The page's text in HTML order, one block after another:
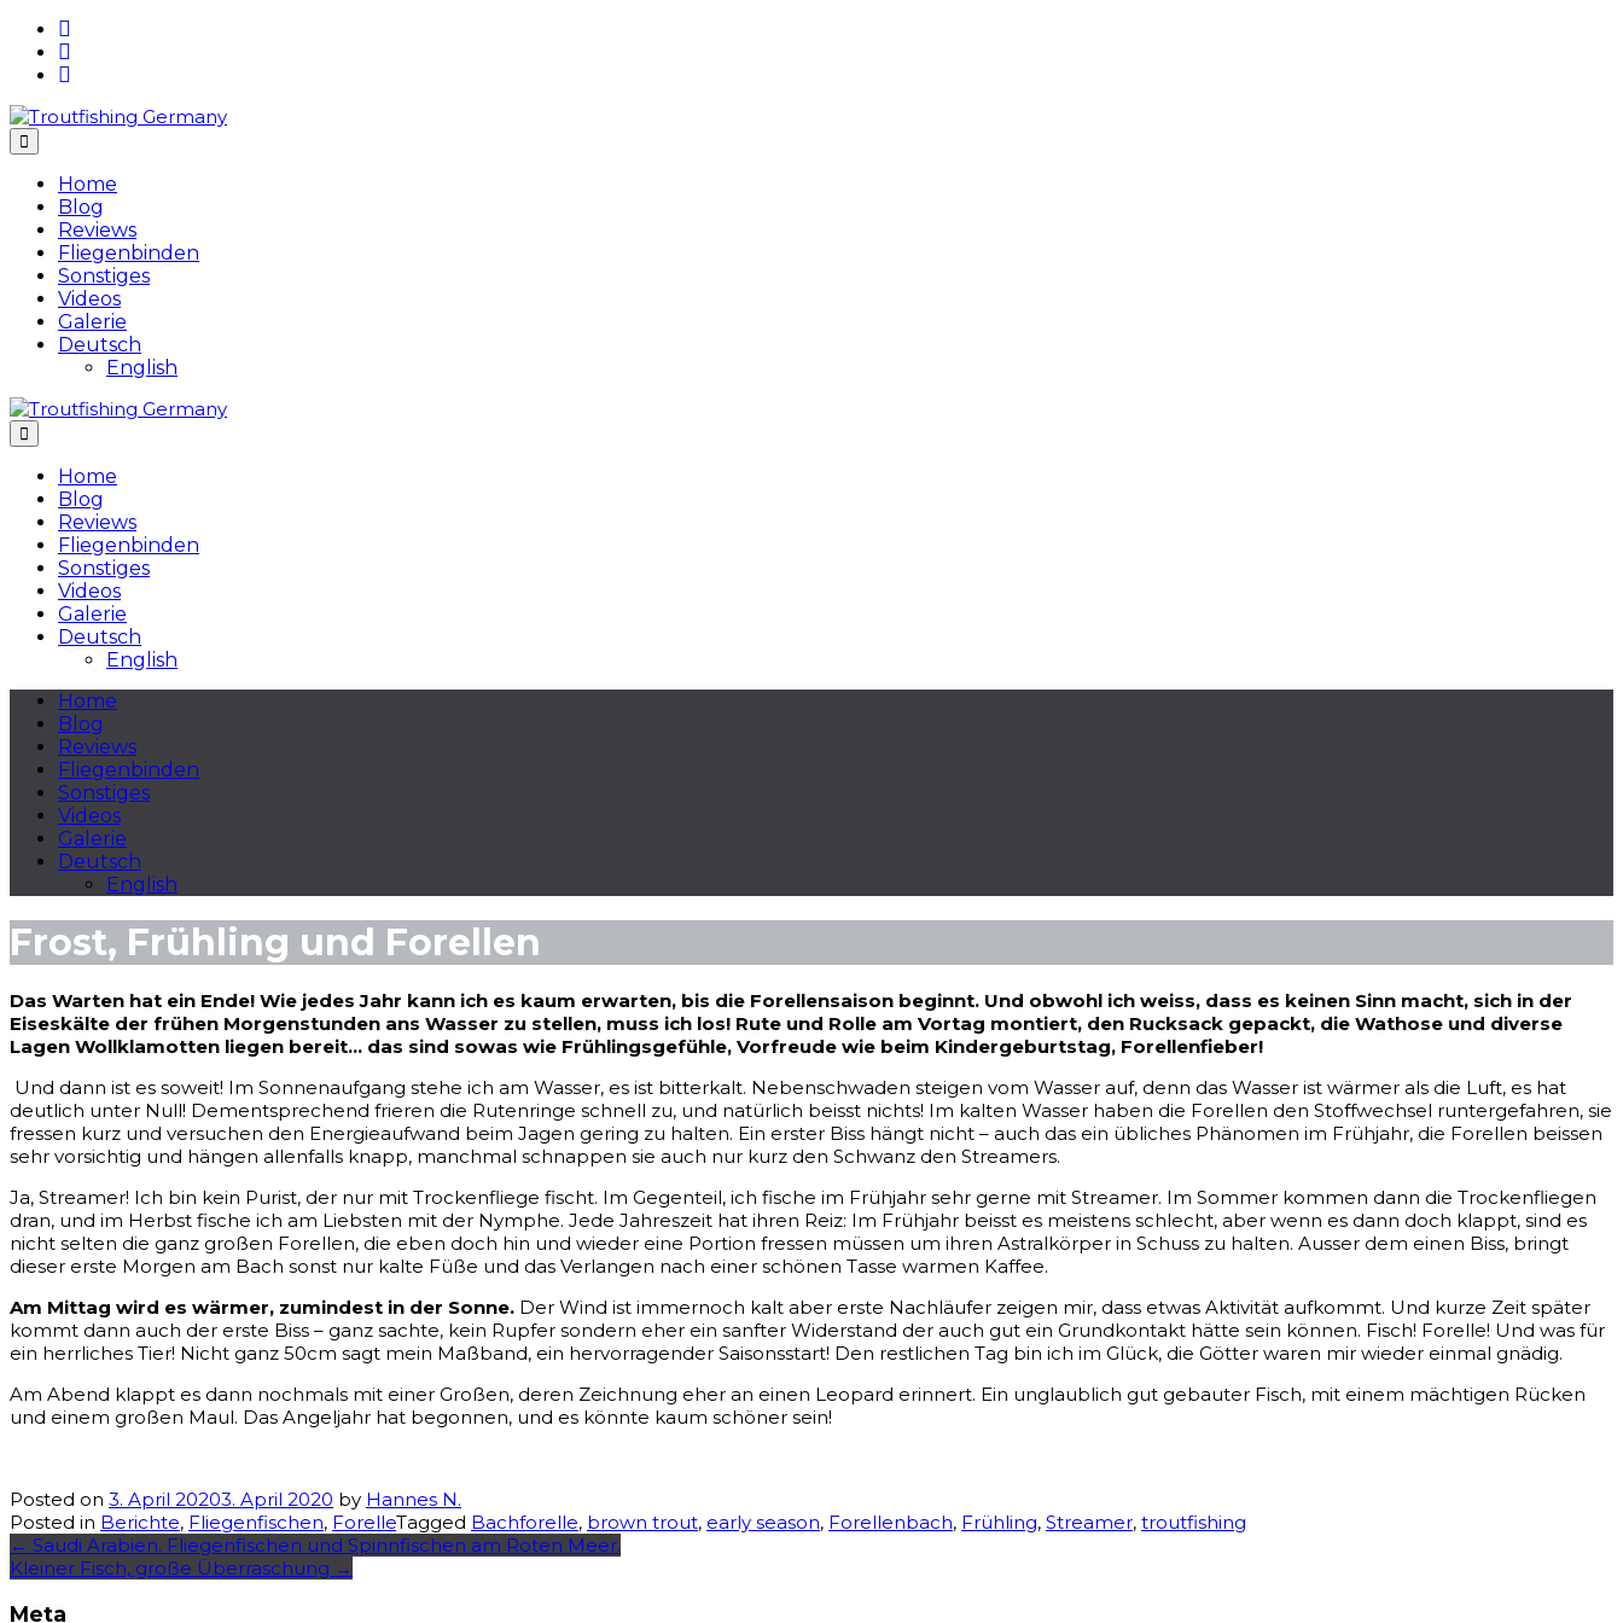
Skip
content
Home
Blog
Reviews
Fliegenbinden
Sonstiges
Videos
Galerie
Deutsch
English
Home
Blog
Reviews
Fliegenbinden
Sonstiges
Videos
Galerie
Deutsch
English
Home
Blog
Reviews
Fliegenbinden
Sonstiges
Videos
Galerie
Deutsch
English
Frost, Frühling und Forellen
Das Warten hat ein Ende! Wie jedes Jahr kann ich es kaum erwarten, bis die Forellensaison beginnt. Und obwohl ich weiss, dass es keinen Sinn macht, sich in der
Eiseskälte der frühen Morgenstunden ans Wasser zu stellen, muss ich los! Rute und Rolle am Vortag montiert, den Rucksack gepackt, die Wathose und diverse
Lagen Wollklamotten liegen bereit… das sind sowas wie Frühlingsgefühle, Vorfreude wie beim Kindergeburtstag, Forellenfieber!
Und dann ist es soweit! Im Sonnenaufgang stehe ich am Wasser, es ist bitterkalt. Nebenschwaden steigen vom Wasser auf, denn das Wasser ist wärmer als die Luft, es hat
deutlich unter Null! Dementsprechend frieren die Rutenringe schnell zu, und natürlich beisst nichts! Im kalten Wasser haben die Forellen den Stoffwechsel runtergefahren, sie
fressen kurz und versuchen den Energieaufwand beim Jagen gering zu halten. Ein erster Biss hängt nicht – auch das ein übliches Phänomen im Frühjahr, die Forellen beissen
sehr vorsichtig und hängen allenfalls knapp, manchmal schnappen sie auch nur kurz den Schwanz den Streamers.
Ja, Streamer! Ich bin kein Purist, der nur mit Trockenfliege fischt. Im Gegenteil, ich fische im Frühjahr sehr gerne mit Streamer. Im Sommer kommen dann die Trockenfliegen
dran, und im Herbst fische ich am Liebsten mit der Nymphe. Jede Jahreszeit hat ihren Reiz: Im Frühjahr beisst es meistens schlecht, aber wenn es dann doch klappt, sind es
nicht selten die ganz großen Forellen, die eben doch hin und wieder eine Portion fressen müssen um ihren Astralkörper in Schuss zu halten. Ausser dem einen Biss, bringt
dieser erste Morgen am Bach sonst nur kalte Füße und das Verlangen nach einer schönen Tasse warmen Kaffee.
Am Mittag wird es wärmer, zumindest in der Sonne. Der Wind ist immernoch kalt aber erste Nachläufer zeigen mir, dass etwas Aktivität aufkommt. Und kurze Zeit später
kommt dann auch der erste Biss – ganz sachte, kein Rupfer sondern eher ein sanfter Widerstand der auch gut ein Grundkontakt hätte sein können. Fisch! Forelle! Und was für
ein herrliches Tier! Nicht ganz 50cm sagt mein Maßband, ein hervorragender Saisonsstart! Den restlichen Tag bin ich im Glück, die Götter waren mir wieder einmal gnädig.
Am Abend klappt es dann nochmals mit einer Großen, deren Zeichnung eher an einen Leopard erinnert. Ein unglaublich gut gebauter Fisch, mit einem mächtigen Rücken
und einem großen Maul. Das Angeljahr hat begonnen, und es könnte kaum schöner sein!
Posted on 3. April 20203. April 2020 by Hannes N.
Posted in Berichte, Fliegenfischen, ForelleTagged Bachforelle, brown trout, early season, Forellenbach, Frühling, Streamer, troutfishing
Post
navigation
← Saudi Arabien. Fliegenfischen und Spinnfischen am Roten Meer.
Kleiner Fisch, große Überraschung →
Meta